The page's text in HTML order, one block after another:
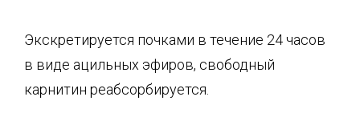
Экскретируется почками в течение 24 часов
в виде ацильных эфиров, свободный
карнитин реабсорбируется.